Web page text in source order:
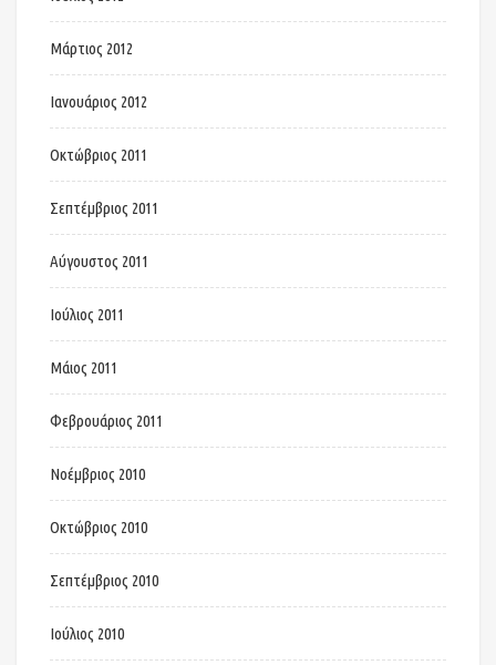
Μάρτιος 2012
Ιανουάριος 2012
Οκτώβριος 2011
Σεπτέμβριος 2011
Αύγουστος 2011
Ιούλιος 2011
Μάιος 2011
Φεβρουάριος 2011
Νοέμβριος 2010
Οκτώβριος 2010
Σεπτέμβριος 2010
Ιούλιος 2010